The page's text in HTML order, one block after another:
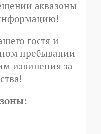
аквазоны
гостя и
пребывании
извинения за